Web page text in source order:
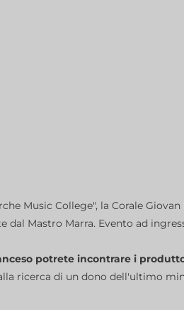
Music College", la Corale
Mastro Marra. Evento ad
potrete incontrare i
ricerca di un dono dell'ultimo